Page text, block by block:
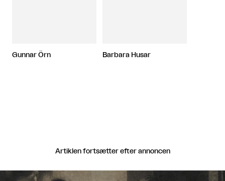
Gunnar Örn Barbara Husar
Artiklen fortsætter efter annoncen